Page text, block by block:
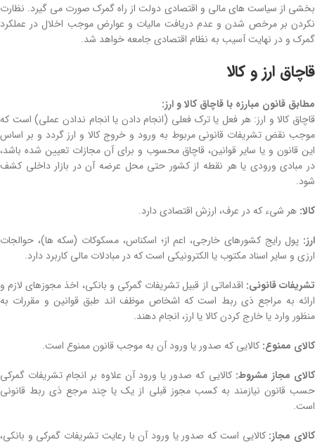
بخشی از سیاست‌ های مالی و اقتصادی دولت از راه گمرک صورت می‌ گیرد. نظارت
نکردن بر مرخص شدن و عدم دریافت مالیات و عوارض موجب اخلال در عملکرد
گمرک و در نهایت آسیب به نظام اقتصادی جامعه خواهد شد.
قاچاق ارز و کالا
مطابق قانون مبارزه با قاچاق کالا و ارز:
قاچاق کالا و ارز: هر فعل یا ترک فعلی (انجام دادن یا انجام ندادن عملی) است که
موجب نقض تشریفات قانونی مربوط به ورود و خروج کالا و ارز گردد و بر اساس
این قانون و یا سایر قوانین، قاچاق محسوب و برای آن مجازات‌ تعیین شده باشد،
در مبادی ورودی یا هر نقطه از کشور حتی محل عرضه آن در بازار داخلی کشف
شود.
کالا: هر شیء که در عرف، ارزش اقتصادی دارد.
ارز: پول رایج کشورهای خارجی، اعم از؛ اسکناس، مسکوکات (سکه‌ ها)، حوالجات
ارزی و سایر اسناد مکتوب یا الکترونیکی است که در مبادلات مالی کاربرد دارد.
تشریفات قانونی: اقداماتی از قبیل تشریفات گمرکی و بانکی، اخذ مجوزهای لازم و
ارائه به مراجع ذی ربط است که اشخاص موظف اند طبق قوانین و مقررات به
منظور وارد یا خارج‌ کردن کالا یا ارز، انجام دهند.
کالای ممنوع: کالایی که صدور یا ورود آن به موجب قانون ممنوع است.
کالای مجاز مشروط: کالایی که صدور یا ورود آن علاوه بر انجام تشریفات گمرکی
حسب قانون نیازمند به کسب مجوز قبلی از یک یا چند مرجع ذی ربط قانونی
است.
کالای مجاز: کالایی است که صدور یا ورود آن با رعایت تشریفات گمرکی و بانکی،